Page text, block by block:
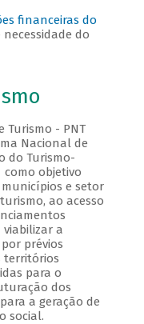
financeiras do
do
Turismo - PNT
Nacional de
do Turismo-
como objetivo
e setor
ao acesso
a
prévios
territórios
para o
dos
a geração de
social.